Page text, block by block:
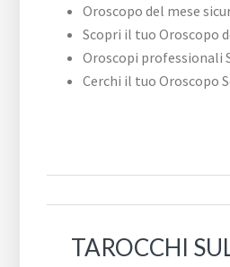
Oroscopo del mese
Scopri il tuo Oroscopo
Oroscopi professionali
Cerchi il tuo Oroscopo
TAROCCHI